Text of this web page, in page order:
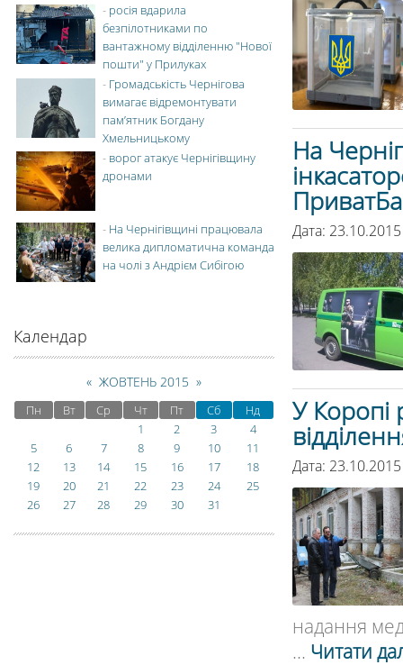
На
Дата:
У Коропі
Дата:
надання
... Читати
- росія вдарила
безпілотниками по
вантажному відділенню "Нової
пошти" у Прилуках
- Громадськість Чернігова
вимагає відремонтувати
пам’ятник Богдану
Хмельницькому
- ворог атакує Чернігівщину
дронами
- На Чернігівщині працювала
велика дипломатична команда
на чолі з Андрієм Сибігою
Календар
« ЖОВТЕНЬ 2015 »
Пн Вт Ср Чт Пт Сб
Нд
1
2 3
4
5
6 7 8 9 10
11
12
13 14 15 16 17
18
19
20 21 22 23 24
25
26
27 28 29 30 31